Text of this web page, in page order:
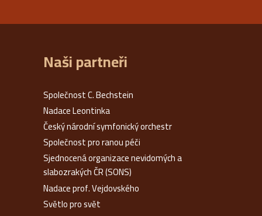
Naši partneři
Společnost C. Bechstein
Nadace Leontinka
Český národní symfonický orchestr
Společnost pro ranou péči
Sjednocená organizace nevidomých a
slabozrakých ČR (SONS)
Nadace prof. Vejdovského
Světlo pro svět